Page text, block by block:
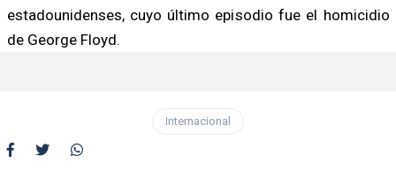
estadounidenses, cuyo último episodio fue el homicidio
de George Floyd.
Internacional